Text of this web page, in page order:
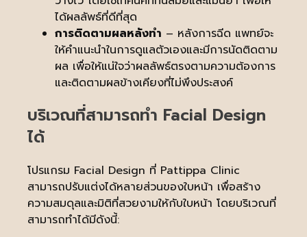
ได้ผลลัพธ์ที่ดีที่สุด
การติดตามผลหลังทำ – หลังการฉีด แพทย์จะ
ให้คำแนะนำในการดูแลตัวเองและมีการนัดติดตาม
ผล เพื่อให้แน่ใจว่าผลลัพธ์ตรงตามความต้องการ
และติดตามผลข้างเคียงที่ไม่พึงประสงค์
บริเวณที่สามารถทำ Facial Design
ได้
โปรแกรม Facial Design ที่ Pattippa Clinic
สามารถปรับแต่งได้หลายส่วนของใบหน้า เพื่อสร้าง
ความสมดุลและมิติที่สวยงามให้กับใบหน้า โดยบริเวณที่
สามารถทำได้มีดังนี้: